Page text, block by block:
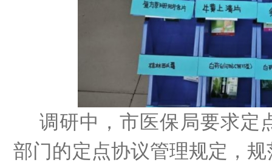
调研中，市医保局要求定
部门的定点协议管理规定，